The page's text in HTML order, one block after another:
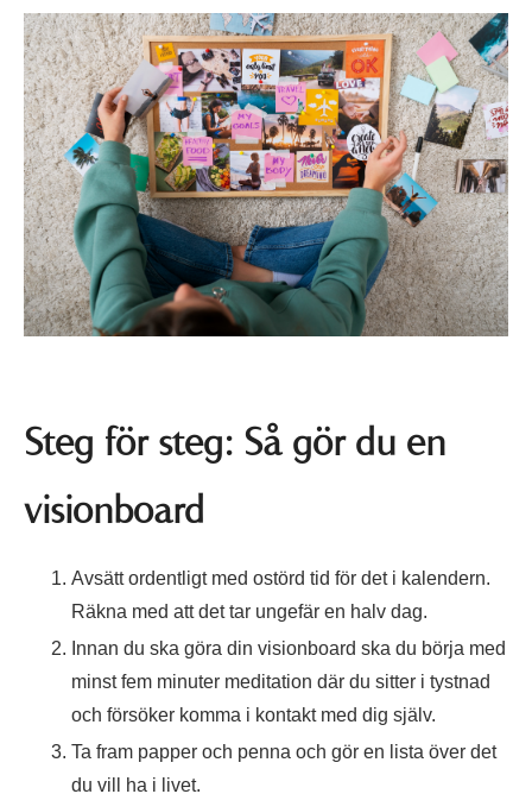
Steg för steg: Så gör du en
visionboard
Avsätt ordentligt med ostörd tid för det i kalendern.
Räkna med att det tar ungefär en halv dag.
Innan du ska göra din visionboard ska du börja med
minst fem minuter meditation där du sitter i tystnad
och försöker komma i kontakt med dig själv.
Ta fram papper och penna och gör en lista över det
du vill ha i livet.